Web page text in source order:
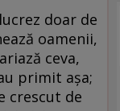
doar de
oamenii,
ceva,
primit așa;
crescut de